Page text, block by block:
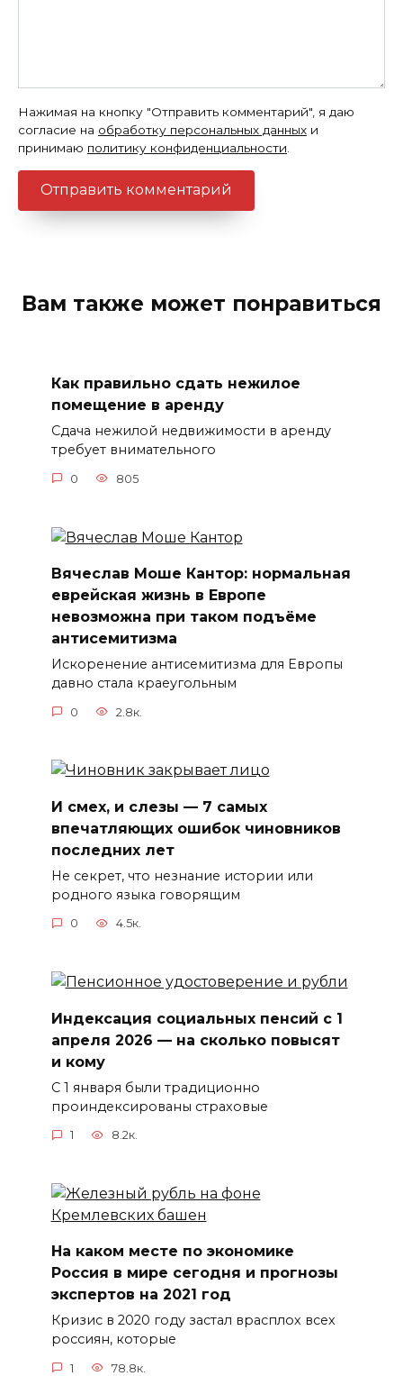
Нажимая на кнопку "Отправить комментарий", я даю
согласие на обработку персональных данных и
принимаю политику конфиденциальности
Вам также может понравиться
Как правильно сдать нежилое
помещение в аренду
Сдача нежилой недвижимости в аренду
требует внимательного
0 805
Вячеслав Моше Кантор: нормальная
еврейская жизнь в Европе
невозможна при таком подъёме
антисемитизма
Искоренение антисемитизма для Европы
давно стала краеугольным
0 2.8к.
И смех, и слезы — 7 самых
впечатляющих ошибок чиновников
последних лет
Не секрет, что незнание истории или
родного языка говорящим
0 4.5к.
Индексация социальных пенсий с 1
апреля 2026 — на сколько повысят
и кому
С 1 января были традиционно
проиндексированы страховые
1 8.2к.
На каком месте по экономике
Россия в мире сегодня и прогнозы
экспертов на 2021 год
Кризис в 2020 году застал врасплох всех
россиян, которые
1 78.8к.